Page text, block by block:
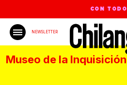
CON TODO
NEWSLETTER
Museo de la Inquisición